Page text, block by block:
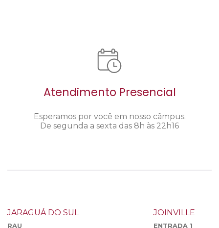
Atendimento Presencial
Esperamos por você em nosso câmpus.
De segunda a sexta das 8h às 22h16
JARAGUÁ DO SUL
RAU
JOINVILLE
ENTRADA 1